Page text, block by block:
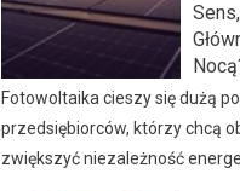
Fotowoltaika cieszy się dużą
przedsiębiorców, którzy chcą
zwiększyć niezależność energe